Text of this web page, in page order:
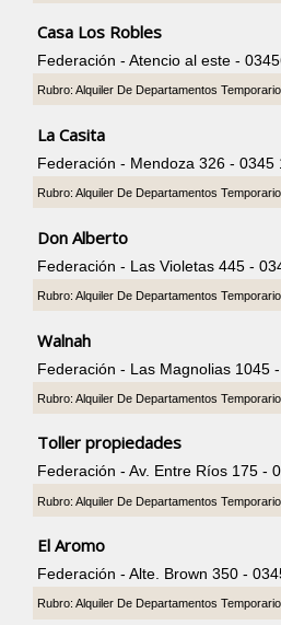
Casa Los Robles
Federación - Atencio al este -
Rubro: Alquiler De Departamentos
La Casita
Federación - Mendoza 326 - 0345
Rubro: Alquiler De Departamentos
Don Alberto
Federación - Las Violetas 445 -
Rubro: Alquiler De Departamentos
Walnah
Federación - Las Magnolias 1045
Rubro: Alquiler De Departamentos
Toller propiedades
Federación - Av. Entre Ríos 175 -
Rubro: Alquiler De Departamentos
El Aromo
Federación - Alte. Brown 350 -
Rubro: Alquiler De Departamentos